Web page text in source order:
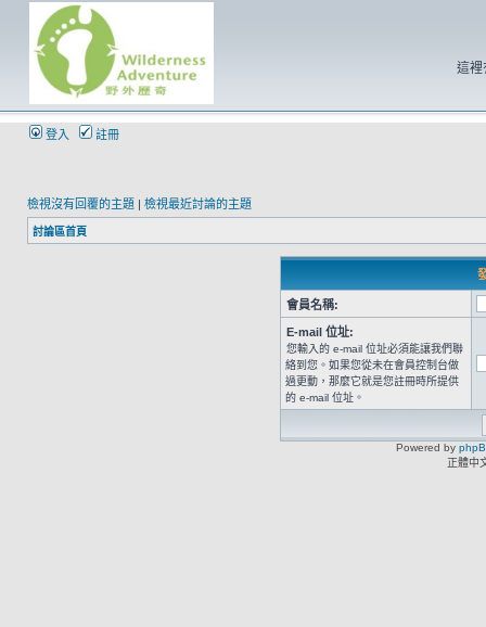
這裡
登入 註冊
檢視沒有回覆的主題 | 檢視最近討論的主題
討論區首頁
會員名稱:
E-mail 位址:
您輸入的 e-mail 位址必須能讓我們聯
絡到您。如果您從未在會員控制台做
過更動，那麼它就是您註冊時所提供
的 e-mail 位址。
Powered by
正體中